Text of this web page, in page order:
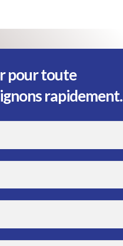
pour toute
rapidement.